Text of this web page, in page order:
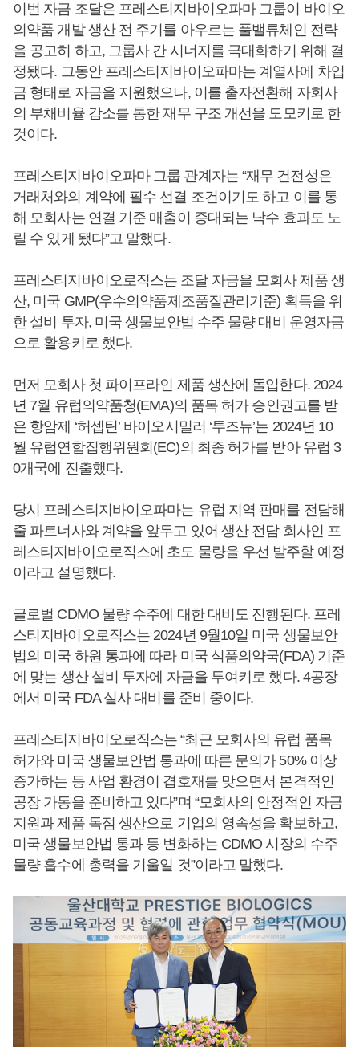
이번 자금 조달은 프레스티지바이오파마 그룹이 바이오
의약품 개발 생산 전 주기를 아우르는 풀밸류체인 전략
을 공고히 하고, 그룹사 간 시너지를 극대화하기 위해 결
정됐다. 그동안 프레스티지바이오파마는 계열사에 차입
금 형태로 자금을 지원했으나, 이를 출자전환해 자회사
의 부채비율 감소를 통한 재무 구조 개선을 도모키로 한
것이다.
프레스티지바이오파마 그룹 관계자는 “재무 건전성은
거래처와의 계약에 필수 선결 조건이기도 하고 이를 통
해 모회사는 연결 기준 매출이 증대되는 낙수 효과도 노
릴 수 있게 됐다”고 말했다.
프레스티지바이오로직스는 조달 자금을 모회사 제품 생
산, 미국 GMP(우수의약품제조품질관리기준) 획득을 위
한 설비 투자, 미국 생물보안법 수주 물량 대비 운영자금
으로 활용키로 했다.
먼저 모회사 첫 파이프라인 제품 생산에 돌입한다. 2024
년 7월 유럽의약품청(EMA)의 품목 허가 승인권고를 받
은 항암제 ‘허셉틴’ 바이오시밀러 ‘투즈뉴’는 2024년 10
월 유럽연합집행위원회(EC)의 최종 허가를 받아 유럽 3
0개국에 진출했다.
당시 프레스티지바이오파마는 유럽 지역 판매를 전담해
줄 파트너사와 계약을 앞두고 있어 생산 전담 회사인 프
레스티지바이오로직스에 초도 물량을 우선 발주할 예정
이라고 설명했다.
글로벌 CDMO 물량 수주에 대한 대비도 진행된다. 프레
스티지바이오로직스는 2024년 9월10일 미국 생물보안
법의 미국 하원 통과에 따라 미국 식품의약국(FDA) 기준
에 맞는 생산 설비 투자에 자금을 투여키로 했다. 4공장
에서 미국 FDA 실사 대비를 준비 중이다.
프레스티지바이오로직스는 “최근 모회사의 유럽 품목
허가와 미국 생물보안법 통과에 따른 문의가 50% 이상
증가하는 등 사업 환경이 겹호재를 맞으면서 본격적인
공장 가동을 준비하고 있다”며 “모회사의 안정적인 자금
지원과 제품 독점 생산으로 기업의 영속성을 확보하고,
미국 생물보안법 통과 등 변화하는 CDMO 시장의 수주
물량 흡수에 총력을 기울일 것”이라고 말했다.